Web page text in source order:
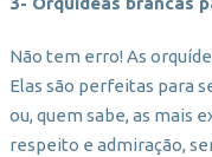
Não tem erro! As
Elas são perfeitas para
ou, quem sabe, as mais
respeito e admiração,